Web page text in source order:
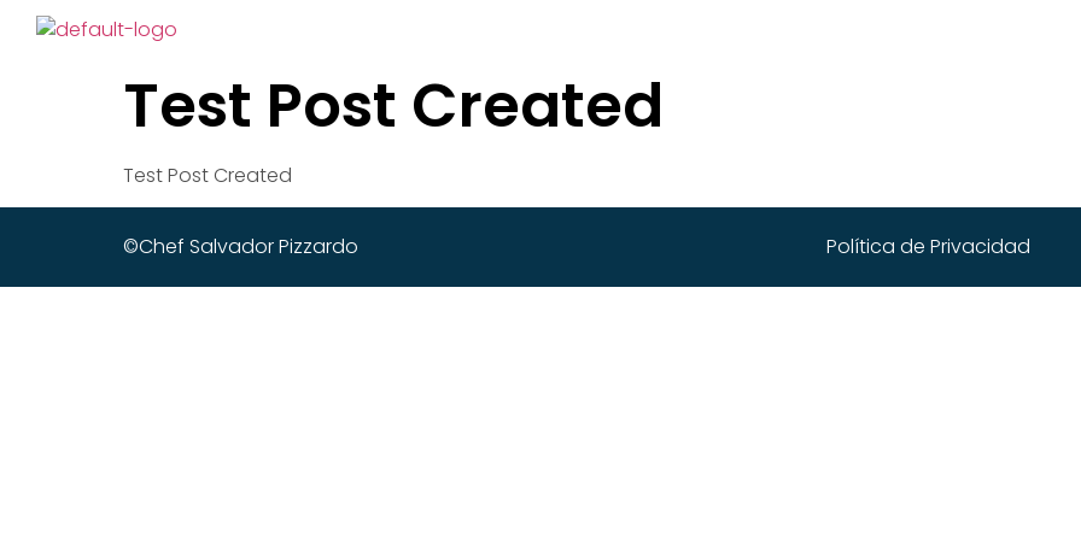
Test Post Created
Test Post Created
Política de Privacidad
©Chef Salvador Pizzardo